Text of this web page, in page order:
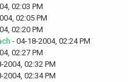
02:03 PM
02:05 PM
02:20 PM
- 04-18-2004, 02:24 PM
02:27 PM
2004, 02:32 PM
2004, 02:34 PM